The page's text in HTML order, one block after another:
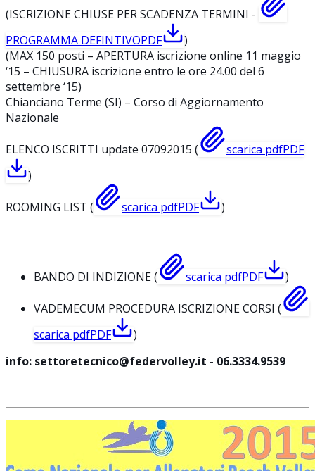
(ISCRIZIONE CHIUSE PER SCADENZA TERMINI -
PROGRAMMA DEFINTIVOPDF
)
(MAX 150 posti – APERTURA iscrizione online 11 maggio
‘15 – CHIUSURA iscrizione entro le ore 24.00 del 6
settembre ‘15)
Chianciano Terme (SI) – Corso di Aggiornamento
Nazionale
ELENCO ISCRITTI update 07092015 ( scarica pdfPDF
)
ROOMING LIST ( scarica pdfPDF )
BANDO DI INDIZIONE ( scarica pdfPDF )
VADEMECUM PROCEDURA ISCRIZIONE CORSI (
scarica pdfPDF
)
info: settoretecnico@federvolley.it - 06.3334.9539